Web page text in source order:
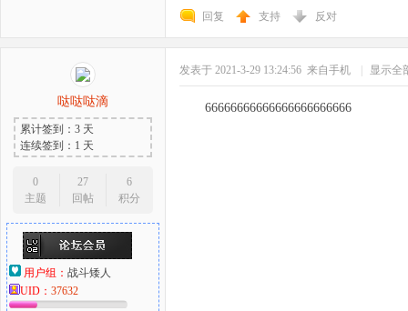
回复 支持 反对
哒哒哒滴
累计签到：3 天
连续签到：1 天
0
主题
27
回帖
6
积分
用户组： 战斗矮人
UID： 37632
发表于 2021-3-29 13:24:56 来自手机 显示全
66666666666666666666666